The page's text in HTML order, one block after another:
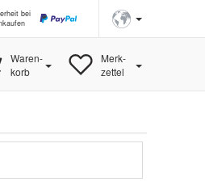
bei
Waren-
korb
Merk-
zettel